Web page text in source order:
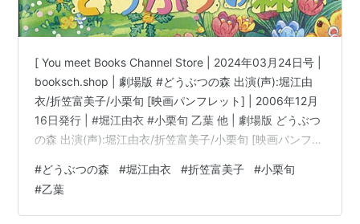
リトルバスターズ！/リトルバスターズ！〜Refrain〜
（直枝理樹）
「K」/ K RETURN OF KINGS（櫛名アンナ）
革命機ヴァルヴレイヴ（七海リオン）
ゴールデンタイム（加賀香子）
戦姫絶唱シンフォギアG（セレナ・カデンツァヴナ・
イヴ）
超次元ゲイム ネプテューヌ（ネプギア /パープルシ
スター）
ゆゆ式（松本頼子）
[ You meet Books Channel Store | 2024年03月24日号 |
booksch.shop | 劇場版 #どうぶつの森 出演(声):堀江由
衣/折笠富美子/小栗旬 [映画パンフレット] | 2006年12月
16日発行 | #堀江由衣 #小栗旬 乙葉 他 | 劇場版 どうぶつ
の森 出演(声):堀江由衣/折笠富美子/小栗旬 [映画パンフレ
古書「良」。[映画パンフレット][※発行所:東宝]
[※EAN:4988104036391][※2006年12月16日発行][※数ペ
ージ折れ有][※経年多少劣化有][※表紙折れ・経年…
#どうぶつの森 #堀江由衣 #折笠富美子 #小栗旬
#乙葉